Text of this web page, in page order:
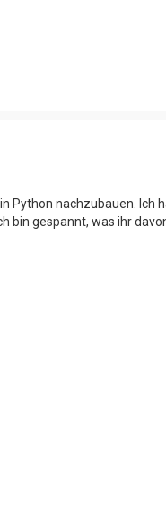
Python nachzubauen. Ich
bin gespannt, was ihr